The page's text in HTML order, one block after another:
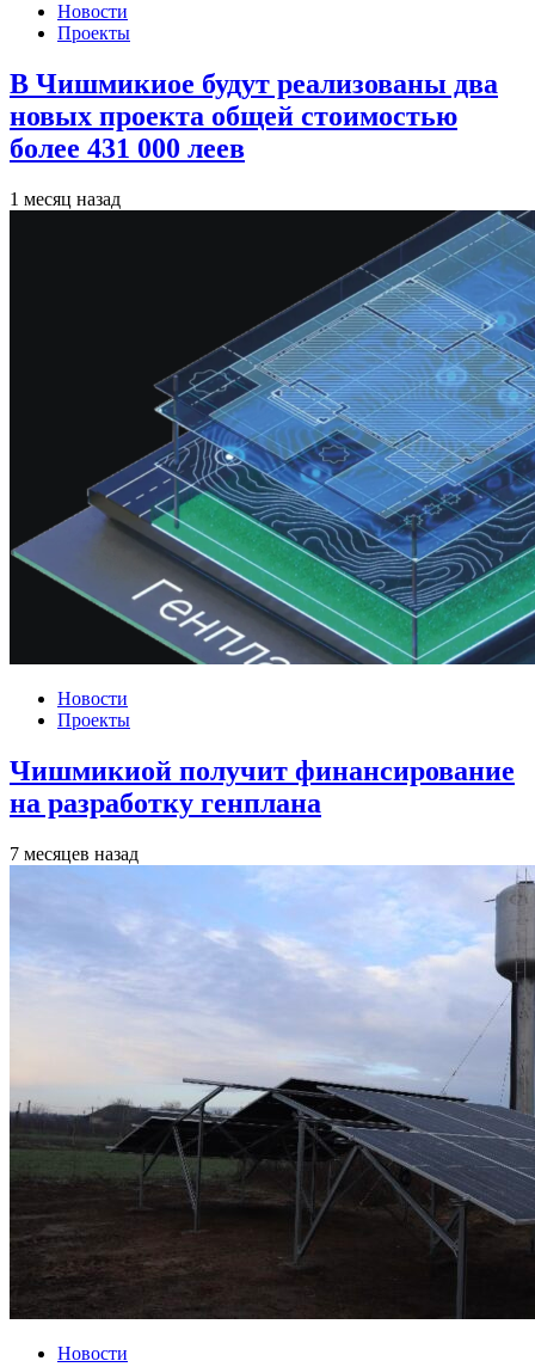
Новости
Проекты
В Чишмикиое будут реализованы два
новых проекта общей стоимостью
более 431 000 леев
1 месяц назад
Новости
Проекты
Чишмикиой получит финансирование
на разработку генплана
7 месяцев назад
Новости